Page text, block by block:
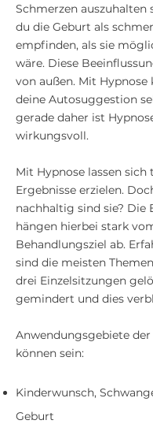
Schmerzen auszuhalten
du die Geburt als
empfinden, als sie
wäre. Diese
von außen. Mit
deine Autosuggestion
gerade daher ist
wirkungsvoll.
Mit Hypnose lassen sich
Ergebnisse erzielen.
nachhaltig sind sie? Die
hängen hierbei stark
Behandlungsziel ab.
sind die meisten
drei Einzelsitzungen
gemindert und dies
Anwendungsgebiete der
können sein:
Kinderwunsch,
Geburt